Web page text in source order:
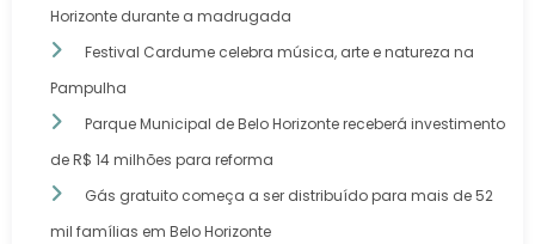
Horizonte durante a madrugada
Festival Cardume celebra música, arte e natureza na
Pampulha
Parque Municipal de Belo Horizonte receberá investimento
de R$ 14 milhões para reforma
Gás gratuito começa a ser distribuído para mais de 52
mil famílias em Belo Horizonte